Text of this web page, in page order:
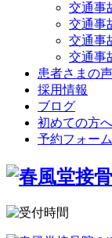
交通事
交通事
交通事
交通事
患者さまの声
採用情報
ブログ
初めての方へ
予約フォーム